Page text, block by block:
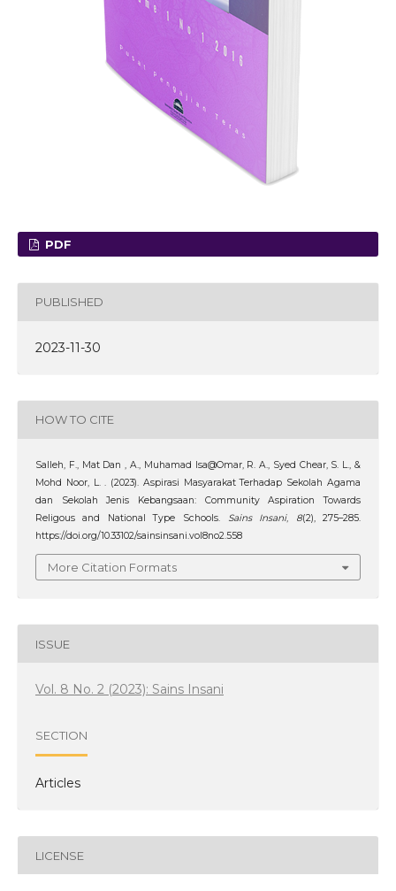
PDF
PUBLISHED
2023-11-30
HOW TO CITE
Salleh, F., Mat Dan , A., Muhamad Isa@Omar, R. A., Syed Chear, S. L., &
Mohd Noor, L. . (2023). Aspirasi Masyarakat Terhadap Sekolah Agama
dan Sekolah Jenis Kebangsaan: Community Aspiration Towards
Religous and National Type Schools.
Sains Insani, 8(2), 275–285.
https://doi.org/10.33102/sainsinsani.vol8no2.558
More Citation Formats
ISSUE
Vol. 8 No. 2 (2023): Sains Insani
SECTION
Articles
LICENSE